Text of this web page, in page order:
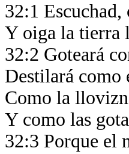
32:1
Y oiga la tierra
32:2 Goteará
Destilará
Como la
Y como las
32:3 Porque el